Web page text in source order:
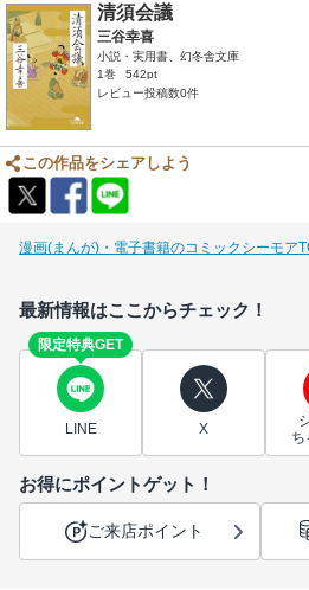
清須会議
三谷幸喜
小説・実用書、幻冬舎文庫
1巻
542pt
レビュー投稿数0件
この作品をシェアしよう
漫画(まんが)・電子書籍のコミックシーモア
最新情報はここからチェック！
限定特典GET
LINE X
ち
お得にポイントゲット！
ご来店ポイント